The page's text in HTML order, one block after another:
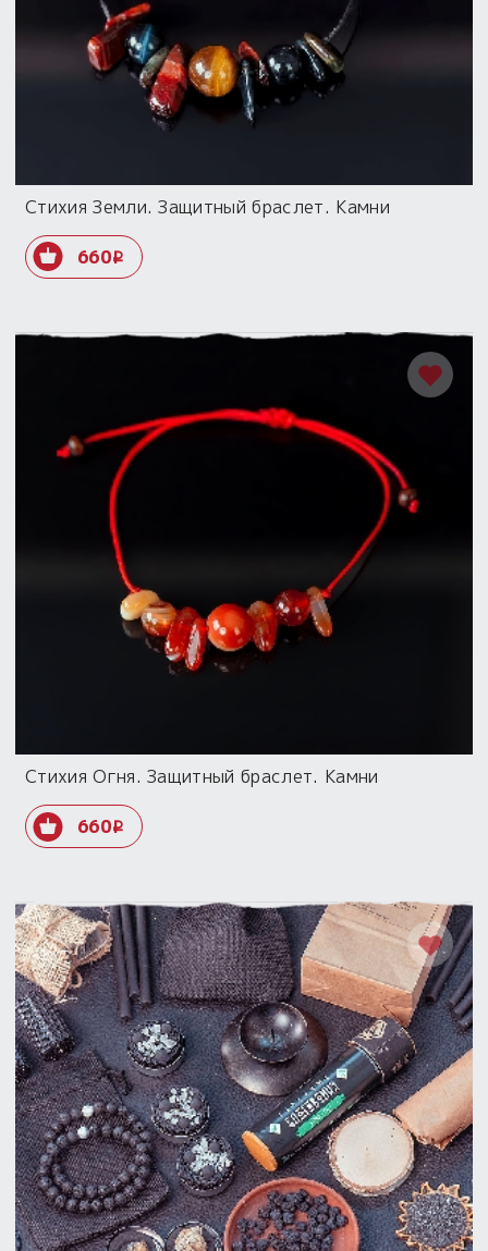
Стихия Земли. Защитный браслет. Камни
660i
Стихия Огня. Защитный браслет. Камни
660i